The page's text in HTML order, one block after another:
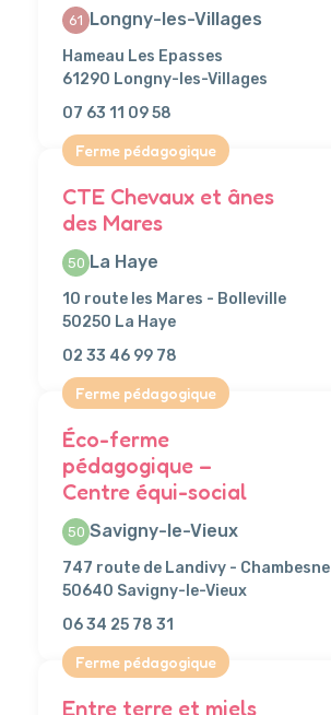
61 Longny-les-Villages
Hameau Les Epasses
61290 Longny-les-Villages
07 63 11 09 58
Ferme pédagogique
CTE Chevaux et ânes
des Mares
50 La Haye
10 route les Mares - Bolleville
50250 La Haye
02 33 46 99 78
Ferme pédagogique
Éco-ferme
pédagogique –
Centre équi-social
50 Savigny-le-Vieux
747 route de Landivy - Chambesne
50640 Savigny-le-Vieux
06 34 25 78 31
Ferme pédagogique
Entre terre et miels